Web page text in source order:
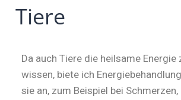
Tiere
Da auch Tiere die heilsame Energie
wissen, biete ich
sie an, zum Beispiel bei Schmerzen,